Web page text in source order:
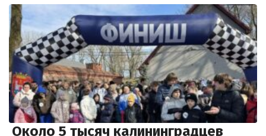
Около 5 тысяч калининградцев